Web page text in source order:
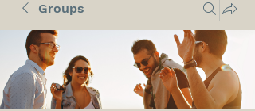
Groups